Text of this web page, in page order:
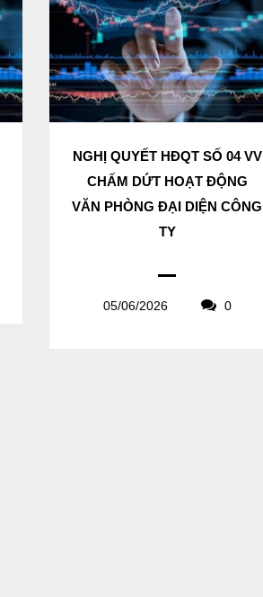
NGHỊ QUYẾT HĐQT SỐ 04 VV
CHẤM DỨT HOẠT ĐỘNG
VĂN PHÒNG ĐẠI DIỆN CÔNG
TY
05/06/2026 0